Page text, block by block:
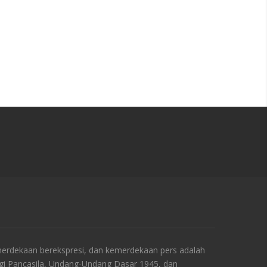
berekspresi, dan kemerdekaan pers adalah
Pancasila, Undang-Undang Dasar 1945, dan